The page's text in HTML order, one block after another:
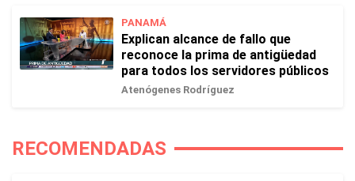
PANAMÁ
Explican alcance de fallo que
reconoce la prima de antigüedad
para todos los servidores públicos
Atenógenes Rodríguez
RECOMENDADAS